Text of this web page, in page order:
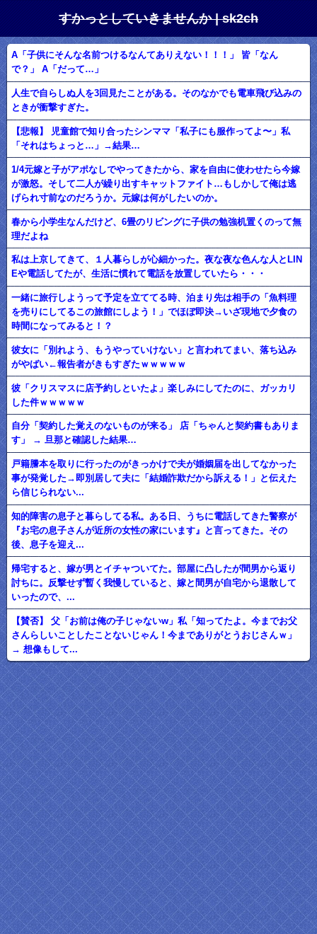
すかっとしていきませんか | sk2ch
A「子供にそんな名前つけるなんてありえない！！！」 皆「なん
で？」 A「だって…」
人生で自らしぬ人を3回見たことがある。そのなかでも電車飛び込みの
ときが衝撃すぎた。
【悲報】 児童館で知り合ったシンママ「私子にも服作ってよ〜」私
「それはちょっと…」→結果…
1/4元嫁と子がアポなしでやってきたから、家を自由に使わせたら今嫁
が激怒。そして二人が繰り出すキャットファイト…もしかして俺は逃
げられ寸前なのだろうか。元嫁は何がしたいのか。
春から小学生なんだけど、6畳のリビングに子供の勉強机置くのって無
理だよね
私は上京してきて、１人暮らしが心細かった。夜な夜な色んな人とLIN
Eや電話してたが、生活に慣れて電話を放置していたら・・・
一緒に旅行しようって予定を立ててる時、泊まり先は相手の「魚料理
を売りにしてるこの旅館にしよう！」でほぼ即決→いざ現地で夕食の
時間になってみると！？
彼女に「別れよう、もうやっていけない」と言われてまい、落ち込み
がやばい←報告者がきもすぎたｗｗｗｗｗ
彼「クリスマスに店予約しといたよ」楽しみにしてたのに、ガッカリ
した件ｗｗｗｗｗ
自分「契約した覚えのないものが来る」 店「ちゃんと契約書もありま
す」 → 旦那と確認した結果…
戸籍謄本を取りに行ったのがきっかけで夫が婚姻届を出してなかった
事が発覚した→即別居して夫に「結婚詐欺だから訴える！」と伝えた
ら信じられない...
知的障害の息子と暮らしてる私。ある日、うちに電話してきた警察が
『お宅の息子さんが近所の女性の家にいます』と言ってきた。その
後、息子を迎え...
帰宅すると、嫁が男とイチャついてた。部屋に凸したが間男から返り
討ちに。反撃せず暫く我慢していると、嫁と間男が自宅から退散して
いったので、...
【賛否】 父「お前は俺の子じゃないw」私「知ってたよ。今までお父
さんらしいことしたことないじゃん！今までありがとうおじさんｗ」
→ 想像もして...